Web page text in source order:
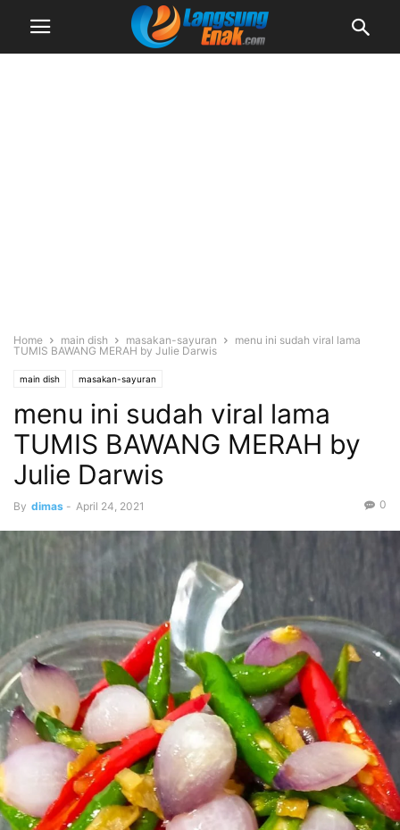
Home main dish masakan-sayuran
menu ini sudah viral lama
TUMIS BAWANG MERAH by Julie Darwis
main dish masakan-sayuran
menu ini sudah viral lama
TUMIS BAWANG MERAH by
Julie Darwis
By dimas - April 24, 2021 0